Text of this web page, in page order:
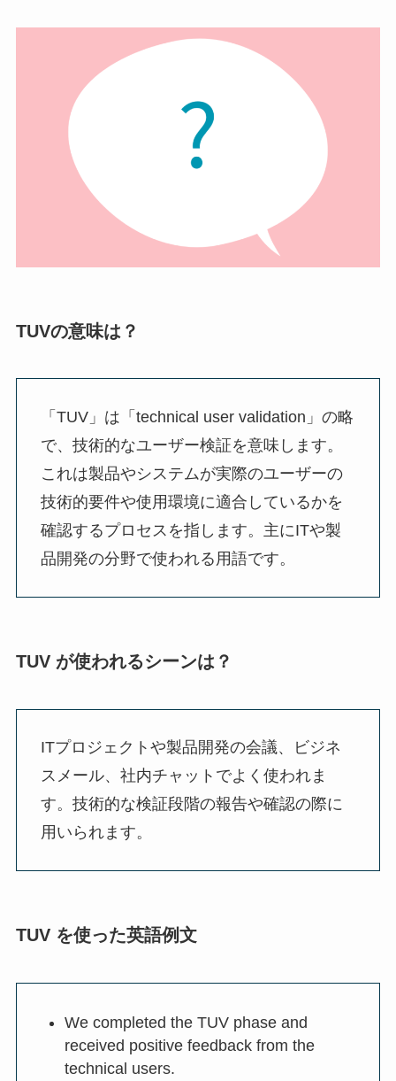
TUVの意味は？
「TUV」は「technical user validation」の略
で、技術的なユーザー検証を意味します。
これは製品やシステムが実際のユーザーの
技術的要件や使用環境に適合しているかを
確認するプロセスを指します。主にITや製
品開発の分野で使われる用語です。
TUV が使われるシーンは？
ITプロジェクトや製品開発の会議、ビジネ
スメール、社内チャットでよく使われま
す。技術的な検証段階の報告や確認の際に
用いられます。
TUV を使った英語例文
We completed the TUV phase and
received positive feedback from the
technical users.